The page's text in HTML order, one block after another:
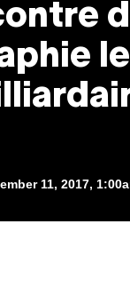
11, 2017,